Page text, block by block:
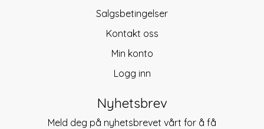
Salgsbetingelser
Kontakt oss
Min konto
Logg inn
Nyhetsbrev
Meld deg på nyhetsbrevet vårt for å få